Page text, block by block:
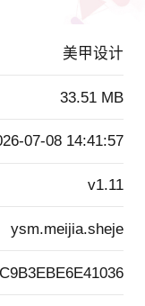
美甲设计
33.51 MB
07-08 14:41:57
v1.11
ysm.meijia.sheje